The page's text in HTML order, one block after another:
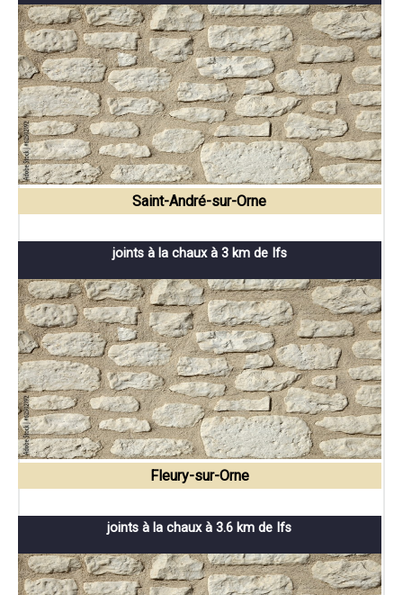
Saint-André-sur-Orne
joints à la chaux à 3 km de Ifs
Fleury-sur-Orne
joints à la chaux à 3.6 km de Ifs